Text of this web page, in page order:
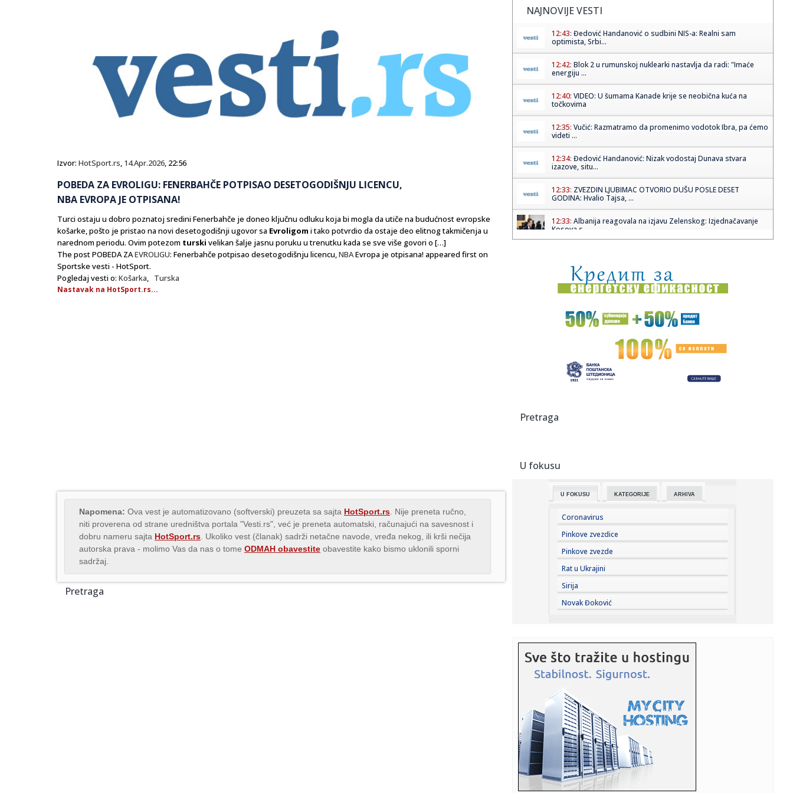
Izvor: HotSport.rs, 14.Apr.2026, 22:56
POBEDA ZA EVROLIGU: FENERBAHČE POTPISAO DESETOGODIŠNJU LICENCU,
NBA EVROPA JE OTPISANA!
Turci ostaju u dobro poznatoj sredini Fenerbahče je doneo ključnu odluku koja bi mogla da utiče na budućnost evropske
košarke, pošto je pristao na novi desetogodišnji ugovor sa Evroligom i tako potvrdio da ostaje deo elitnog takmičenja u
narednom periodu. Ovim potezom turski velikan šalje jasnu poruku u trenutku kada se sve više govori o […]
The post POBEDA ZAEVROLIGU: Fenerbahče potpisao desetogodišnju licencu,NBAEvropa je otpisana! appeared first on
Sportske vesti - HotSport.
Pogledaj vesti o: Košarka, Turska
Nastavak na HotSport.rs...
Napomena: Ova vest je automatizovano (softverski) preuzeta sa sajta HotSport.rs . Nije preneta ručno,
niti proverena od strane uredništva portala "Vesti.rs", već je preneta automatski, računajući na savesnost i
dobru nameru sajta HotSport.rs . Ukoliko vest (članak) sadrži netačne navode, vređa nekog, ili krši nečija
autorska prava - molimo Vas da nas o tome ODMAH obavestite obavestite kako bismo uklonili sporni
sadržaj.
Pretraga
NAJNOVIJE VESTI
12:43: Đedović Handanović o sudbini NIS-a: Realni sam
optimista, Srbi...
12:42: Blok 2 u rumunskoj nuklearki nastavlja da radi: "Imaće
energiju ...
12:40: VIDEO: U šumama Kanade krije se neobična kuća na
točkovima
12:35: Vučić: Razmatramo da promenimo vodotok Ibra, pa ćemo
videti ...
12:34: Đedović Handanović: Nizak vodostaj Dunava stvara
izazove, situ...
12:33: ZVEZDIN LJUBIMAC OTVORIO DUŠU POSLE DESET
GODINA: Hvalio Tajsa, ...
12:33: Albanija reagovala na izjavu Zelenskog: Izjednačavanje
Kosova s ...
12:30:Novo upozorenje RHMZ: Neka se spremi ovaj deo Srbije,
danas ih ...
12:30:VIDEO: Novi AI četbot zapravo je jedan premoreni čovek
koji ru...
Šta su Crnogorci za patrijarha Porfirija?
12:22:Vučić: "Hvala vatrogascima, stambena naselja nisu
snimanje saobra...
12:15:
12:15:
Dani pred Novosađanima sunčani: Maksimalna
12:15:Rale više nije mogao da ćuti! Posle Aninog napada na
Jelenu Rad...
12:14:Setting puder je trenutno najkorisniji proizvod u neseseru,
a ovi...
12:14:Drama na aerodromu u Sidneju: Avioni se zamalo sudarili
(VIDEO)
12:14: Banjaluka daje po 100 KM za svakog prvačića
12:14:
zaplesa...
12:14:Nissan uči od Kineza: Razvoj novog automobila sada traje
upola k...
12:13:"Ne sviđa mi se napad na trans zajednicu"
12:12:Renovirali su kuhinju, pa naletjeli na bogatstvo vrijedno
Pretraga
U fokusu
U FOKUSU KATEGORIJE ARHIVA
Coronavirus
Pinkove zvezdice
Pinkove zvezde
Rat u Ukrajini
Sirija
Novak Đoković